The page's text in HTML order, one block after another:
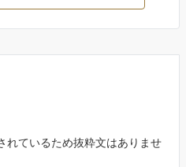
れているため抜粋文はありませ